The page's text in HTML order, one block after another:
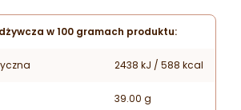
w 100 gramach produktu:
2438 kJ / 588 kcal
39.00 g